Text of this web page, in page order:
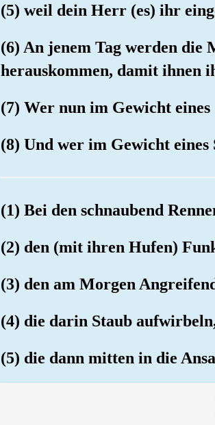
(5) weil dein Herr (es) ihr
(6) An jenem Tag werden die
herauskommen, damit ihnen
(7) Wer nun im Gewicht eines
(8) Und wer im Gewicht eines
(1) Bei den schnaubend
(2) den (mit ihren Hufen)
(3) den am Morgen
(4) die darin Staub
(5) die dann mitten in die